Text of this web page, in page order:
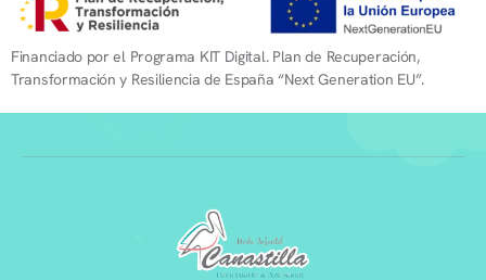
Financiado por el Programa KIT Digital. Plan de Recuperación,
Transformación y Resiliencia de España “Next Generation EU”.